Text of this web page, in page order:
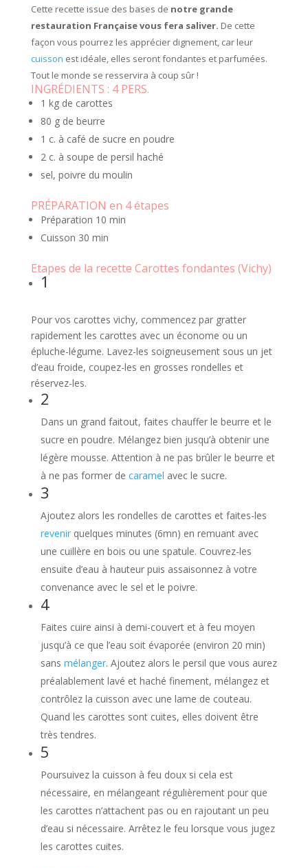
Cette recette issue des bases de notre grande
restauration Française vous fera saliver. De cette
façon vous pourrez les apprécier dignement, car leur
cuisson est idéale, elles seront fondantes et parfumées.
Tout le monde se resservira à coup sûr !
INGRÉDIENTS : 4 PERS.
1 kg de carottes
80 g de beurre
1 c. à café de sucre en poudre
2 c. à soupe de persil haché
sel, poivre du moulin
PRÉPARATION en 4 étapes
Préparation 10 min
Cuisson 30 min
Etapes de la recette Carottes fondantes (Vichy)
1
Pour vos carottes vichy, commencez par gratter
rapidement les carottes avec un économe ou un
épluche-légume. Lavez-les soigneusement sous un jet
d’eau froide, coupez-les en grosses rondelles et
réservez-les.
2
Dans un grand faitout, faites chauffer le beurre et le
sucre en poudre. Mélangez bien jusqu’à obtenir une
légère mousse. Attention à ne pas brûler le beurre et
à ne pas former de caramel avec le sucre.
3
Ajoutez alors les rondelles de carottes et faites-les
revenirquelques minutes (6mn) en remuant avec
une cuillère en bois ou une spatule. Couvrez-les
ensuite d’eau à hauteur puis assaisonnez à votre
convenance avec le sel et le poivre.
4
Faites cuire ainsi à demi-couvert et à feu moyen
jusqu’à ce que l’eau soit évaporée (environ 20 min)
sans mélanger. Ajoutez alors le persil que vous aurez
préalablement lavé et haché finement, mélangez et
contrôlez la cuisson avec une lame de couteau.
Quand les carottes sont cuites, elles doivent être
très tendres.
5
Poursuivez la cuisson à feu doux si cela est
nécessaire, en mélangeant régulièrement pour que
les carottes n’attachent pas ou en rajoutant un peu
d’eau si nécessaire. Arrêtez le feu lorsque vous jugez
les carottes cuites.